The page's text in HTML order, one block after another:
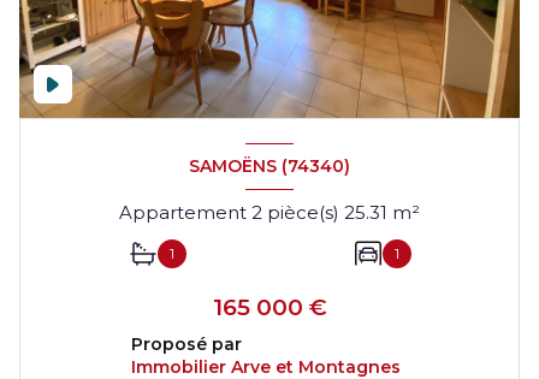
SAMOËNS (74340)
Appartement 2 pièce(s) 25.31 m²
1 1
165 000 €
Proposé par
Immobilier Arve et Montagnes